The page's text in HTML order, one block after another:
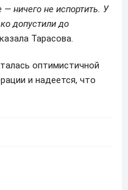
ничего не испортить. У
допустили до
Тарасова.
оптимистичной
и надеется, что